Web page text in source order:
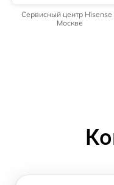
Сервисный центр Hisense
Москве